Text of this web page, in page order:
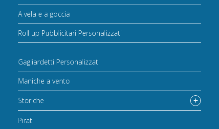
A vela e a goccia
Roll up Pubblicitari Personalizzati
Gagliardetti Personalizzati
Maniche a vento
Storiche
Pirati